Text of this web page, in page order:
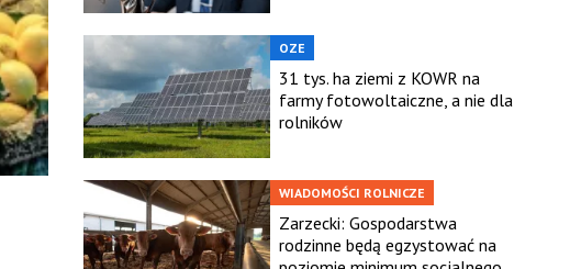
OZE
31 tys. ha ziemi z KOWR na
farmy fotowoltaiczne, a nie dla
rolników
WIADOMOŚCI ROLNICZE
Zarzecki: Gospodarstwa
rodzinne będą egzystować na